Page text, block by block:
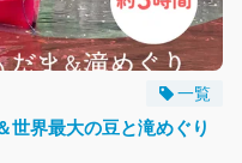
一覧
世界最大の豆と滝めぐり